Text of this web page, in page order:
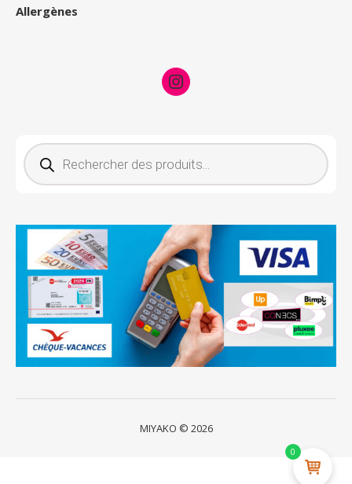
Allergènes
Instagram
Recherche de produits
MIYAKO © 2026
0